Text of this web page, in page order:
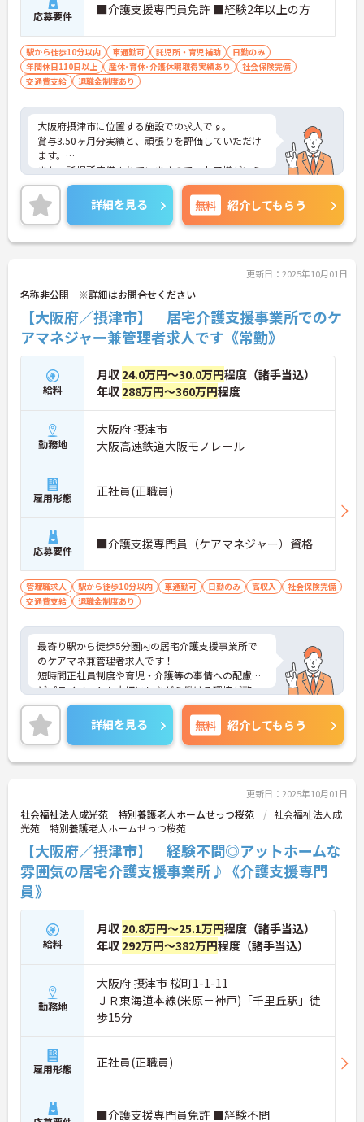
応募要件 ■介護支援専門員免許 ■経験2年以上の方
駅から徒歩10分以内 車通勤可 託児所・育児補助
日勤のみ
年間休日110日以上
産休･育休･介護休暇取得実績あり
社会保険完備
交通費支給
退職金制度あり
大阪府摂津市に位置する施設での求人です。
賞与3.50ヶ月分実績と、頑張りを評価していただけ
ます。
また、託児所完備されていますので、お子様がいら
っしゃる方でも安心してご就業していただけます。
ご興味のある方には、面接対策ポイントなど、さら
に詳細をお話しいたしますので、お気軽にご相談く
ださい。
詳細を見る 無料 紹介してもらう
更新日：2025年10月01日
名称非公開 ※詳細はお問合せください
【大阪府／摂津市】 居宅介護支援事業所でのケ
アマネジャー兼管理者求人です《常勤》
給料
月収 24.0万円～30.0万円程度（諸手当込）
年収 288万円～360万円程度
勤務地
大阪府 摂津市
大阪高速鉄道大阪モノレール
雇用形態 正社員(正職員)
応募要件 ■介護支援専門員（ケアマネジャー）資格
管理職求人 駅から徒歩10分以内 車通勤可 日勤のみ 高収入
社会保険完備
交通費支給
退職金制度あり
最寄り駅から徒歩5分圏内の居宅介護支援事業所で
のケアマネ兼管理者求人です！
短時間正社員制度や育児・介護等の事情への配慮な
どプライベートも大切にしながら働ける環境が整っ
ています。
ご興味ある方には、面接のポイントなど、さらに詳
細をお話致しますのでお気軽にご相談ください。
詳細を見る 無料 紹介してもらう
更新日：2025年10月01日
社会福祉法人成光苑 特別養護老人ホームせっつ桜苑
社会福祉法人成
光苑 特別養護老人ホームせっつ桜苑
【大阪府／摂津市】 経験不問◎アットホームな
雰囲気の居宅介護支援事業所♪《介護支援専門
員》
給料
月収 20.8万円～25.1万円程度（諸手当込）
年収 292万円～382万円程度（諸手当込）
勤務地
大阪府 摂津市 桜町1-1-11
ＪＲ東海道本線(米原－神戸)「千里丘駅」徒
歩15分
雇用形態 正社員(正職員)
■介護支援専門員免許 ■経験不問